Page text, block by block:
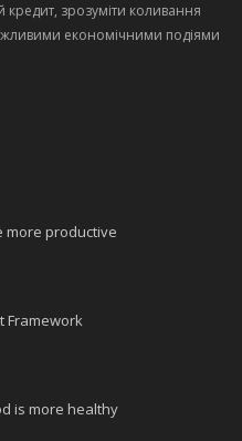
кредит, зрозуміти коливання
економічними подіями
more productive
Framework
is more healthy